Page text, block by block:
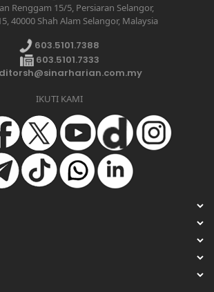
Renggam 15/5, Persiaran Selangor,
40000 Shah Alam Selangor, Malaysia
603.5101.7388
603.5101.7333
IKUTI KAMI